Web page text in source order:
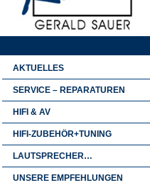
AKTUELLES
SERVICE – REPARATUREN
HIFI & AV
HIFI-ZUBEHÖR+TUNING
LAUTSPRECHER…
UNSERE EMPFEHLUNGEN